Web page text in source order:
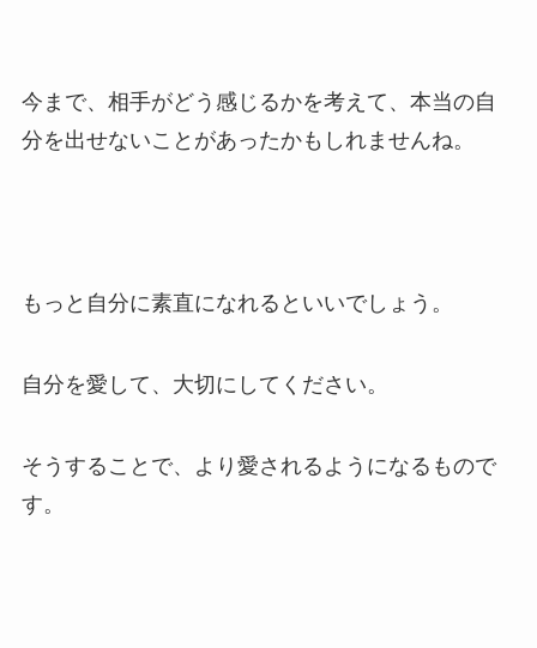
今まで、相手がどう感じるかを考えて、本当の自
分を出せないことがあったかもしれませんね。
もっと自分に素直になれるといいでしょう。
自分を愛して、大切にしてください。
そうすることで、より愛されるようになるもので
す。